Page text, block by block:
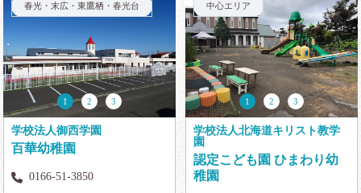
春光・末広・東鷹栖・春光台
1 2 3
学校法人御西学園
百華幼稚園
0166-51-3850
中心エリア
1 2 3
学校法人北海道キリスト教学
園
認定こども園 ひまわり幼
稚園